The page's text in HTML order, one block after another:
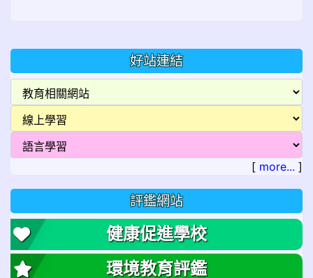
好站連結
[ more... ]
評鑑網站
健康促進學校
環境教育評鑑